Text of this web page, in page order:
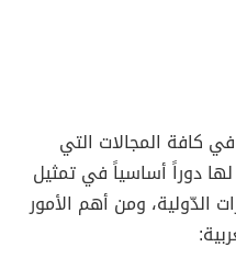
كافة المجالات التي
دوراً أساسياً في تمثيل
الدّولية، ومن أهم الأمور